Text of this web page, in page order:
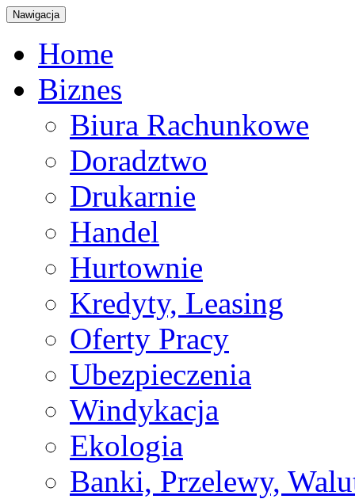
Nawigacja
Home
Biznes
Biura Rachunkowe
Doradztwo
Drukarnie
Handel
Hurtownie
Kredyty, Leasing
Oferty Pracy
Ubezpieczenia
Windykacja
Ekologia
Banki, Przelewy,